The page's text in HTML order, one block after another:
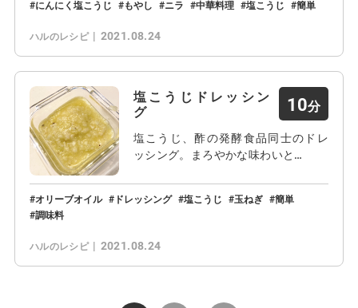
にんにく塩こうじ もやし ニラ 中華料理 塩こうじ 簡単
ハルのレシピ 2021.08.24
塩こうじドレッシン
グ
10
塩こうじ、酢の発酵食品同士のドレ
ッシング。まろやかな味わいと…
オリーブオイル ドレッシング 塩こうじ 玉ねぎ
簡単
調味料
ハルのレシピ 2021.08.24